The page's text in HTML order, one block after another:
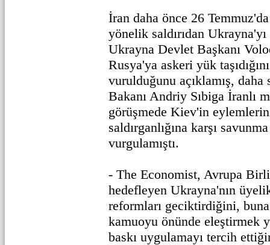
İran daha önce 26
yönelik saldırıdan
Ukrayna Devlet Başkanı
Rusya'ya askeri yük
vurulduğunu açıklamış,
Bakanı Andriy Sıbiga İranlı
görüşmede Kiev'in
saldırganlığına karşı
vurgulamıştı.
- The Economist, Avrupa
hedefleyen Ukrayna'nın
reformları geciktirdiğini,
kamuoyu önünde eleştirmek
baskı uygulamayı tercih